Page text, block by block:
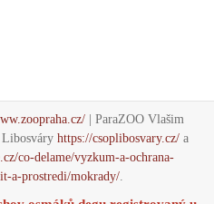
| ParaZOO Vlašim
https://csoplibosvary.cz/a
co-delame/vyzkum-a-ochrana-
a-prostredi/mokrady/.